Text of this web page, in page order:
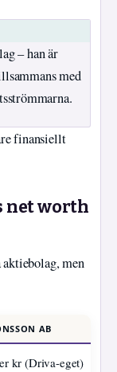
– han är
med
finansiellt
net worth
men
AB
kr (Driva-eget)